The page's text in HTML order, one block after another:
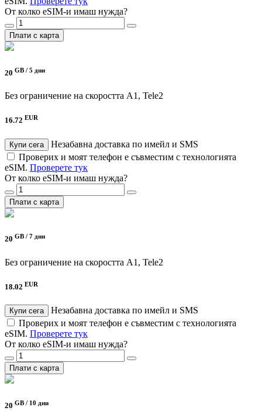
От колко eSIM-и имаш нужда?
Плати с карта
20 GB / 5 дни
Без ограничение на скоростта A1, Tele2
16.72 EUR
Купи сега
Незабавна доставка по имейл и SMS
Проверих и моят телефон е съвместим с технологията
eSIM. Проверете тук
От колко eSIM-и имаш нужда?
Плати с карта
20 GB / 7 дни
Без ограничение на скоростта A1, Tele2
18.02 EUR
Купи сега
Незабавна доставка по имейл и SMS
Проверих и моят телефон е съвместим с технологията
eSIM. Проверете тук
От колко eSIM-и имаш нужда?
Плати с карта
20 GB / 10 дни